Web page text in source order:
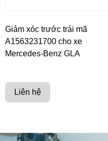
Giảm xóc trước trái mã
A1563231700 cho xe
Mercedes-Benz GLA
Liên hệ